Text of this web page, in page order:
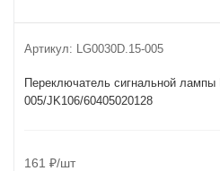
Артикул: LG0030D.15-005
Переключатель сигнальной лампы
005/JK106/60405020128
161 ₽/шт